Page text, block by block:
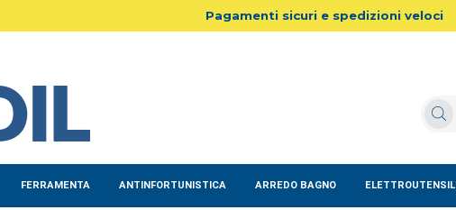
Pagamenti sicuri e spedizioni veloci
FERRAMENTA ANTINFORTUNISTICA ARREDO BAGNO ELETTROUTENSILI